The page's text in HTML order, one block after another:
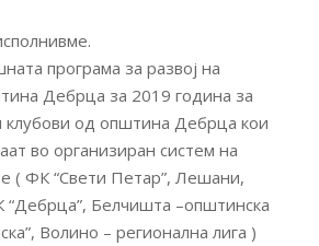
програма за развој на
Дебрца за 2019 година за
клубови од општина Дебрца кои
во организиран систем на
( ФК “Свети Петар”, Лешани,
“Дебрца”, Белчишта –општинска
Волино – регионална лига )